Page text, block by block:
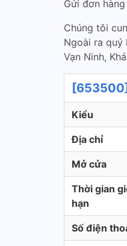
Gửi đơn
Chúng tôi
Ngoài ra quý
Vạn Ninh,
Kiểu
Địa chỉ
Mở cửa
Thời gian
hạn
Số điện